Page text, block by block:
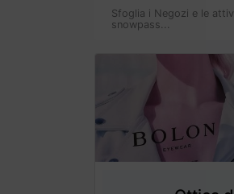
Sfoglia i Negozi e le
snowpass...